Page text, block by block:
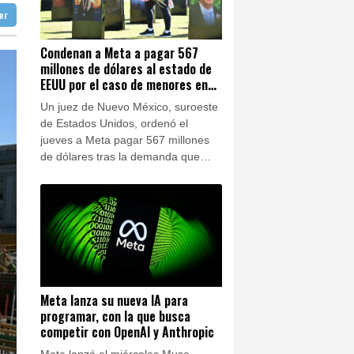
28 °C
Buenos Aires
14 °C
ídolo mundial
escuela tailandesa
de lesiones
Condenan a Meta a pagar 567
millones de dólares al estado de
EEUU por el caso de menores en
las redes sociales
Un juez de Nuevo México, suroeste
de Estados Unidos, ordenó el
jueves a Meta pagar 567 millones
de dólares tras la demanda que
gigante de las redes sociales por
causar "molestia pública" y
perjudicar a los menores.
Meta lanza su nueva IA para
programar, con la que busca
competir con OpenAI y Anthropic